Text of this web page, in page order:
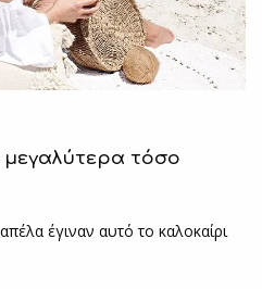
τόσο
έγιναν αυτό το καλοκαίρι